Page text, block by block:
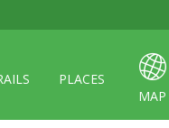
PLACES
MAP